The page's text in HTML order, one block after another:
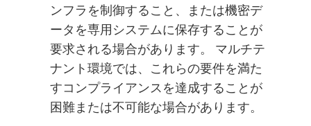
ンフラを制御すること、または機密デ
ータを専用システムに保存することが
要求される場合があります。 マルチテ
ナント環境では、これらの要件を満た
すコンプライアンスを達成することが
困難または不可能な場合があります。